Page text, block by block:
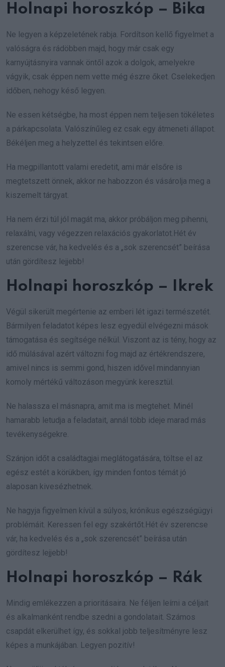
Holnapi horoszkóp – Bika
Ne legyen a képzeletének rabja. Fordítson kellő figyelmet a
valóságra és rádöbben majd, hogy már csak egy
karnyújtásnyira vannak öntől azok a dolgok, amelyekre
vágyik, csak éppen nem vette még észre őket. Cselekedjen
időben, nehogy késő legyen.
Ne essen kétségbe, ha most éppen nem teljesen tökéletes
a párkapcsolata. Valószínűleg ez csak egy átmeneti állapot.
Békéljen meg a helyzettel és tekintsen előre.
Ha megpillantott valami eredetit, ami már elsőre is
megtetszett önnek, akkor ne habozzon és vásárolja meg a
kiszemelt tárgyat.
Ha nem érzi túl jól magát ma, akkor próbáljon meg pihenni,
relaxálni, vagy végezzen relaxációs gyakorlatot.Hét év
szerencse vár, ha kedvelés és a „sok szerencsét” beírása
után gördítesz lejjebb!
Holnapi horoszkóp – Ikrek
Végül sikerült megértenie az emberi lét igazi természetét.
Bármilyen feladatot képes lesz egyedül elvégezni mások
támogatása és segítsége nélkül. Viszont az is tény, hogy az
idő múlásával azért változni fog majd az értékrendszere,
amivel nincs is semmi gond, hiszen idővel mindannyian
komoly mértékű változáson megyünk keresztül.
Ne halassza el másnapra, amit ma is megtehet. Minél
hamarabb letudja a feladatait, annál több ideje marad más
tevékenységekre.
Szánjon időt a családtagjai meglátogatására, töltse el az
egész estét a körükben, így minden fontos témát jó
alaposan kivesézhetnek.
Ne hagyja figyelmen kívül a súlyos, krónikus egészségügyi
problémáit. Keressen fel egy szakértőt.Hét év szerencse
vár, ha kedvelés és a „sok szerencsét” beírása után
gördítesz lejjebb!
Holnapi horoszkóp – Rák
Mindig emlékezzen a prioritásaira. Ne féljen leírni a céljait
és alkalmanként rendbe szedni a gondolatait. Számos
csapdát elkerülhet így, és sokkal jobb teljesítményre lesz
képes a munkájában. Legyen pozitív!